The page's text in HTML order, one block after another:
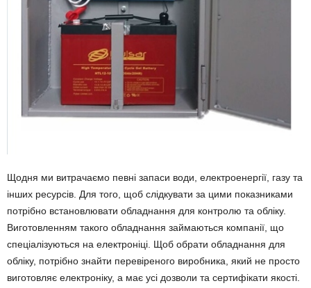
Щодня ми витрачаємо певні запаси води, електроенергії, газу та
інших ресурсів. Для того, щоб слідкувати за цими показниками
потрібно встановлювати обладнання для контролю та обліку.
Виготовленням такого обладнання займаються компанії, що
спеціалізуються на електроніці. Щоб обрати обладнання для
обліку, потрібно знайти перевіреного виробника, який не просто
виготовляє електроніку, а має усі дозволи та сертифікати якості.